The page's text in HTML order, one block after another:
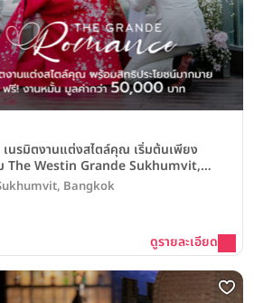
นรมิตงานแต่งสไตล์คุณ เริ่มต้นเพียง
The Westin Grande Sukhumvit,
Bangkok
ดูรายละเอียด